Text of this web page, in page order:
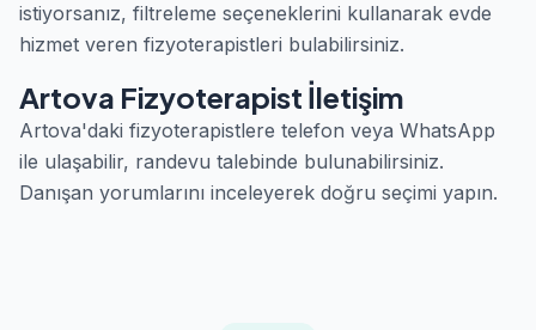
istiyorsanız, filtreleme seçeneklerini kullanarak evde
hizmet veren fizyoterapistleri bulabilirsiniz.
Artova Fizyoterapist İletişim
Artova'daki fizyoterapistlere telefon veya WhatsApp
ile ulaşabilir, randevu talebinde bulunabilirsiniz.
Danışan yorumlarını inceleyerek doğru seçimi yapın.